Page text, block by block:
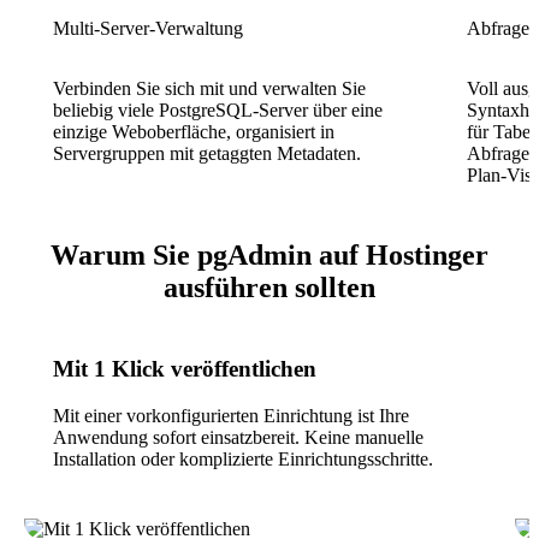
Multi-Server-Verwaltung
Verbinden Sie sich mit und verwalten Sie
beliebig viele PostgreSQL-Server über eine
einzige Weboberfläche, organisiert in
Servergruppen mit getaggten Metadaten.
Voll
für
Plan-
Warum Sie pgAdmin auf Hostinger
ausführen sollten
Mit 1 Klick veröffentlichen
Mit einer vorkonfigurierten Einrichtung ist Ihre
Anwendung sofort einsatzbereit. Keine manuelle
Installation oder komplizierte Einrichtungsschritte.